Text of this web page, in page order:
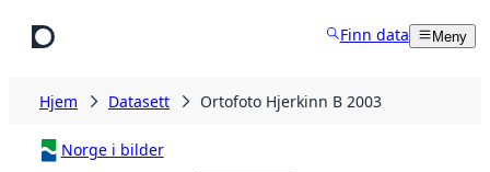
Finn data Meny
Hjem Datasett Ortofoto Hjerkinn B 2003
Norge i bilder